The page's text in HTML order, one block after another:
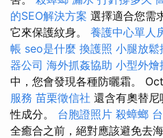
的SEO解決方案 選擇適合您需
它來保護紋身。 養護中心單人
帳 seo是什麼 換護照 小腿放鬆
器公司 海外抓姦協助 小型外燴
中，您會發現各種防曬霜。
服務 苗栗徵信社 還含有奧替
性成分。 台胞證照片 殺蟑螂
全癒合之前，絕對應該避免去